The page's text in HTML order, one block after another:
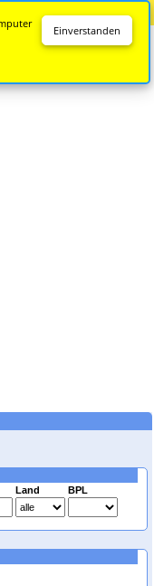
Land BPL
Einverstanden